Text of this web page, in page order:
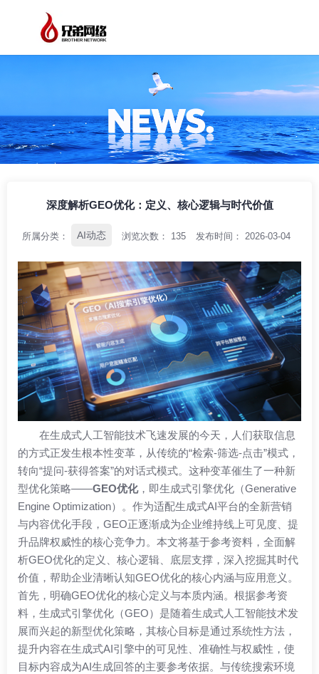
深度解析GEO优化：定义、核心逻辑与时代价值
所属分类： AI动态 浏览次数： 135 发布时间： 2026-03-04
在生成式人工智能技术飞速发展的今天，人们获取信息
的方式正发生根本性变革，从传统的“检索-筛选-点击”模式，
转向“提问-获得答案”的对话式模式。这种变革催生了一种新
型优化策略——GEO优化，即生成式引擎优化（Generative
Engine Optimization）。作为适配生成式AI平台的全新营销
与内容优化手段，GEO正逐渐成为企业维持线上可见度、提
升品牌权威性的核心竞争力。本文将基于参考资料，全面解
析GEO优化的定义、核心逻辑、底层支撑，深入挖掘其时代
价值，帮助企业清晰认知GEO优化的核心内涵与应用意义。
首先，明确GEO优化的核心定义与本质内涵。根据参考资
料，生成式引擎优化（GEO）是随着生成式人工智能技术发
展而兴起的新型优化策略，其核心目标是通过系统性方法，
提升内容在生成式AI引擎中的可见性、准确性与权威性，使
目标内容成为AI生成回答的主要参考依据。与传统搜索环境